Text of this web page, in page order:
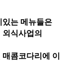
있는 메뉴들은
식사업의
콤코다리에 이